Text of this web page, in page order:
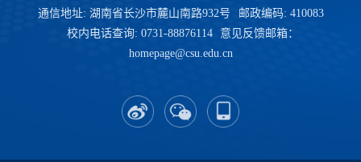
通信地址: 湖南省长沙市麓山南路932号
邮政编码: 410083
校内电话查询: 0731-88876114
意见反馈邮箱：
homepage@csu.edu.cn